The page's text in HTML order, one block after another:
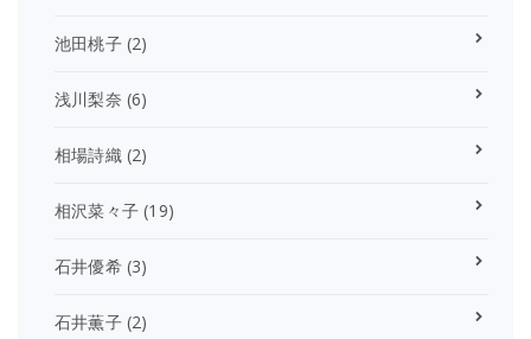
池田桃子(2)
浅川梨奈 (6)
相場詩織(2)
相沢菜々子 (19)
石井優希(3)
石井薫子(2)